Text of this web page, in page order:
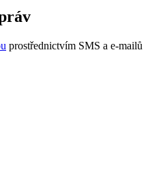
prostřednictvím SMS a e-mailů